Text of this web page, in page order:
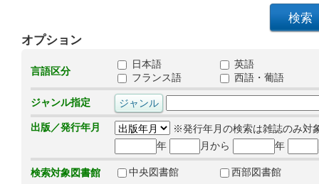
オプション
言語区分
日本語
英語
フランス語
西語・葡語
ジャンル指定
出版／発行年月
※発行年月の検索は雑誌のみ対
年
月から 年
検索対象図書館 中央図書館 西部図書館